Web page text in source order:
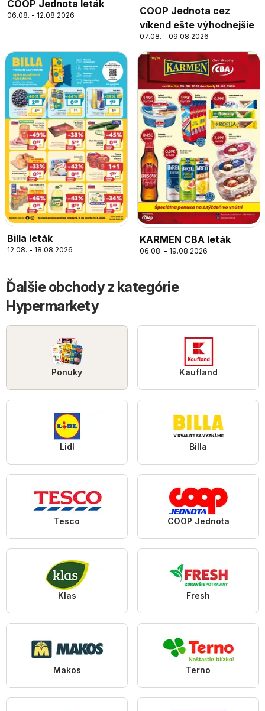
COOP Jednota leták
06.08. - 12.08.2026
COOP Jednota cez
víkend ešte výhodnejšie
07.08. - 09.08.2026
Billa leták
12.08. - 18.08.2026
KARMEN CBA leták
06.08. - 19.08.2026
Ďalšie obchody z kategórie
Hypermarkety
Ponuky Kaufland
Lidl Billa
Tesco COOP Jednota
Klas Fresh
Makos Terno